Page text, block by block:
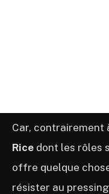
Car, contrairement
Rice dont les rôles
offre quelque
résister au